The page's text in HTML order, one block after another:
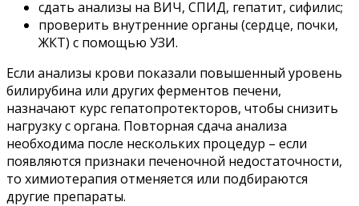
сдать анализы на ВИЧ, СПИД, гепатит, сифилис;
проверить внутренние органы (сердце, почки,
ЖКТ) с помощью УЗИ.
Если анализы крови показали повышенный уровень
билирубина или других ферментов печени,
назначают курс гепатопротекторов, чтобы снизить
нагрузку с органа. Повторная сдача анализа
необходима после нескольких процедур – если
появляются признаки печеночной недостаточности,
то химиотерапия отменяется или подбираются
другие препараты.